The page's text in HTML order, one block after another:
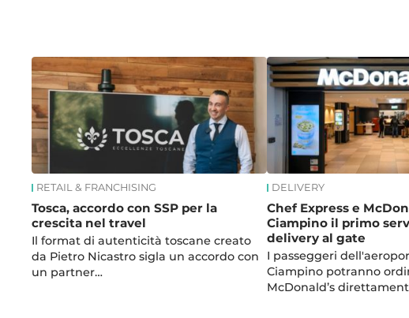
RETAIL & FRANCHISING
Tosca, accordo con SSP per la
crescita nel travel
Il format di autenticità toscane creato
da Pietro Nicastro sigla un accordo con
un partner…
DELIVERY
Chef Express e
Ciampino il primo
delivery al gate
I passeggeri
Ciampino potranno
McDonald’s